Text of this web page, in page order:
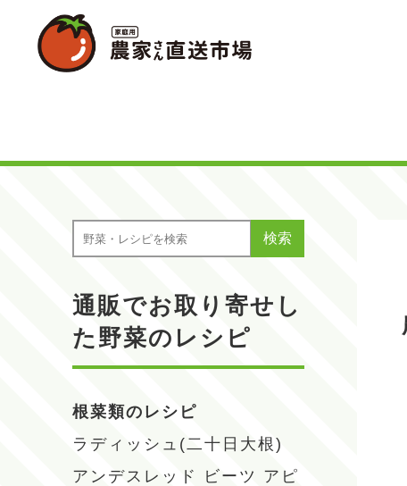
検索
通販でお取り寄せし
た野菜のレシピ
根菜類のレシピ
ラディッシュ(二十日大根)
アンデスレッド
ビーツ アピ